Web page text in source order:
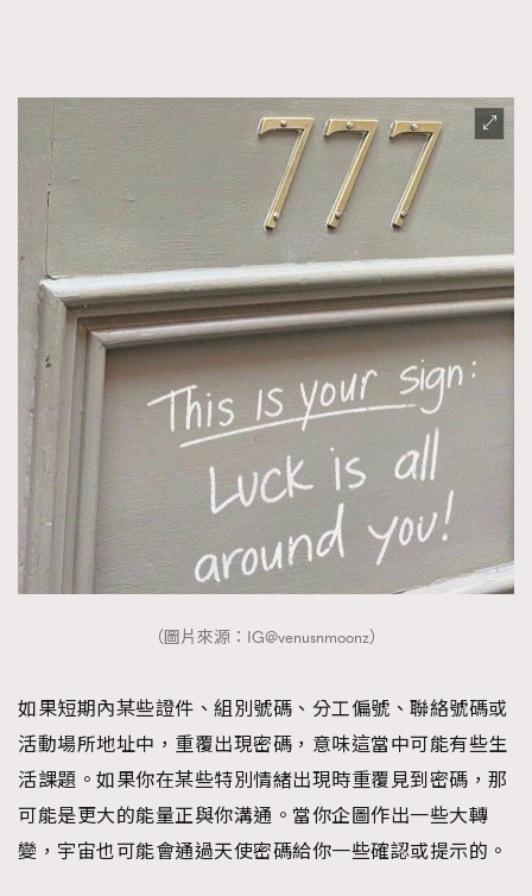
（圖片來源：IG@venusnmoonz）
如果短期內某些證件、組別號碼、分工偏號、聯絡號碼或
活動場所地址中，重覆出現密碼，意味這當中可能有些生
活課題。如果你在某些特別情緒出現時重覆見到密碼，那
可能是更大的能量正與你溝通。當你企圖作出一些大轉
變，宇宙也可能會通過天使密碼給你一些確認或提示的。